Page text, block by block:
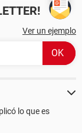
Ver un ejemplo
lo que es